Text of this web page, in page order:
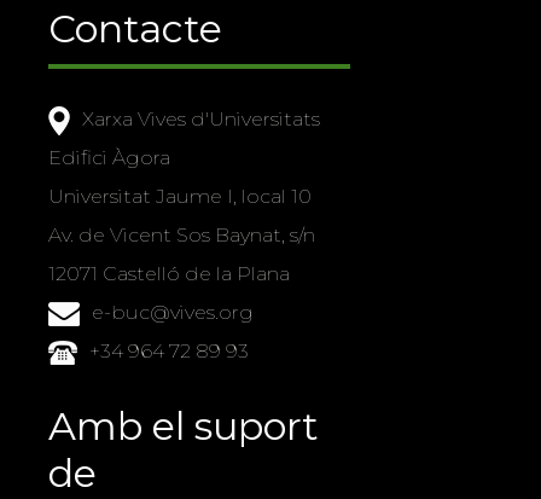
Contacte
Xarxa Vives d'Universitats
Edifici Àgora
Universitat Jaume I, local 10
Av. de Vicent Sos Baynat, s/n
12071 Castelló de la Plana
e-buc@vives.org
+34 964 72 89 93
Amb el suport
de